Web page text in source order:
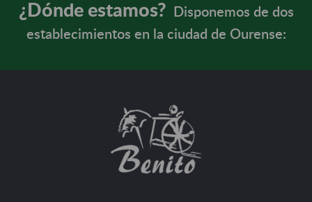
¿Dónde estamos?
Disponemos de dos
establecimientos en la ciudad de Ourense: